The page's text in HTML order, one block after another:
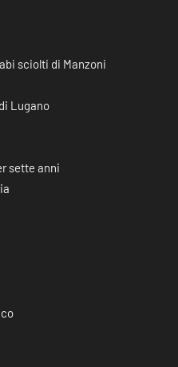
sciolti di Manzoni
Lugano
sette anni